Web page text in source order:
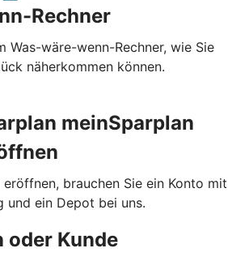
Rechner
Was-wäre-wenn-Rechner, wie Sie
näherkommen können.
meinSparplan
brauchen Sie ein Konto mit
und ein Depot bei uns.
oder Kunde